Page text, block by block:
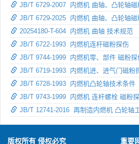
JB/T 6729-2007 内燃机 曲轴、凸轮轴磁
JB/T 6729-2025 内燃机 曲轴、凸轮轴磁
20254180-T-604 内燃机 曲轴 技术规范
JB/T 6722-1993 内燃机连杆磁粉探伤
JB/T 9744-1999 内燃机零、部件 磁粉探
JB/T 6719-1993 内燃机进、进气门磁粉
JB/T 6728-1993 内燃机凸轮轴技术条件
JB/T 9743-1999 内燃机 连杆螺栓 磁粉
JB/T 12741-2016 再制造内燃机 凸轮轴
版权所有 侵权必究 重要